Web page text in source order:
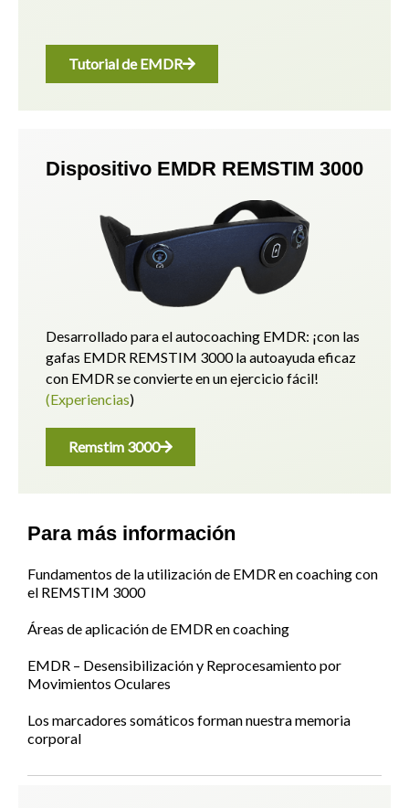
Tutorial de EMDR
Dispositivo EMDR REMSTIM 3000
Desarrollado para el autocoaching EMDR: ¡con las
gafas EMDR REMSTIM 3000 la autoayuda eficaz
con EMDR se convierte en un ejercicio fácil!
(Experiencias)
Remstim 3000
Para más información
Fundamentos de la utilización de EMDR en coaching con
el REMSTIM 3000
Áreas de aplicación de EMDR en coaching
EMDR – Desensibilización y Reprocesamiento por
Movimientos Oculares
Los marcadores somáticos forman nuestra memoria
corporal